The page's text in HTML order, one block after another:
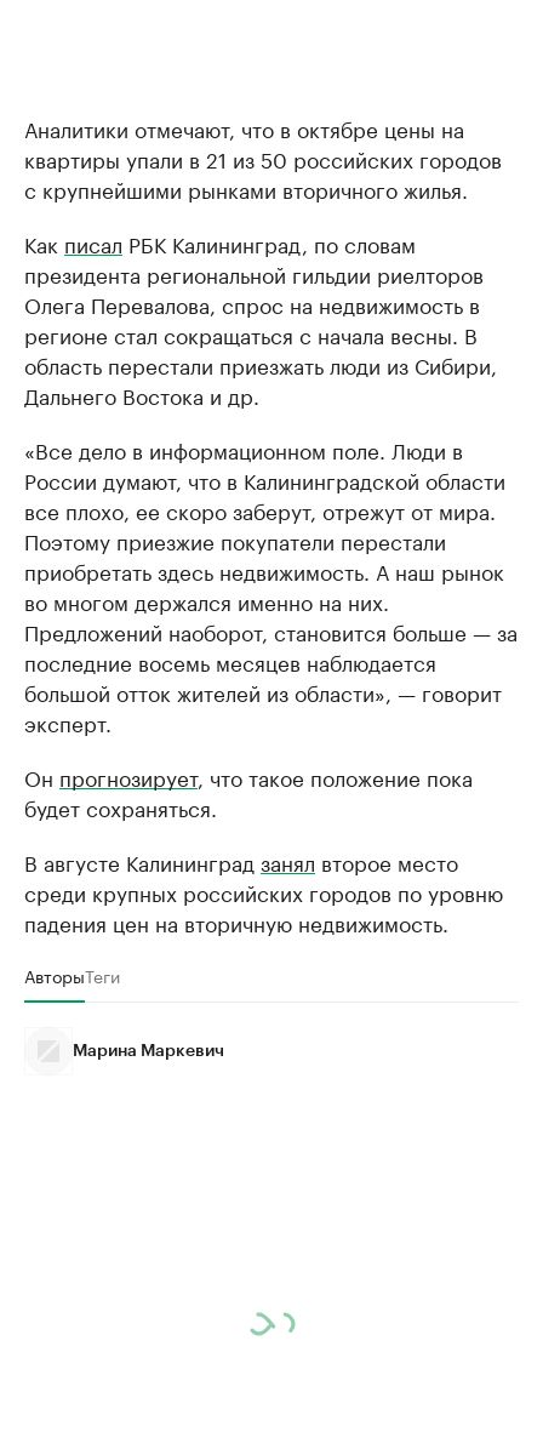
Аналитики отмечают, что в октябре цены на
квартиры упали в 21 из 50 российских городов
с крупнейшими рынками вторичного жилья.
Как писал РБК Калининград, по словам
президента региональной гильдии риелторов
Олега Перевалова, спрос на недвижимость в
регионе стал сокращаться с начала весны. В
область перестали приезжать люди из Сибири,
Дальнего Востока и др.
«Все дело в информационном поле. Люди в
России думают, что в Калининградской области
все плохо, ее скоро заберут, отрежут от мира.
Поэтому приезжие покупатели перестали
приобретать здесь недвижимость. А наш рынок
во многом держался именно на них.
Предложений наоборот, становится больше — за
последние восемь месяцев наблюдается
большой отток жителей из области», — говорит
эксперт.
Он прогнозирует, что такое положение пока
будет сохраняться.
В августе Калининград занял второе место
среди крупных российских городов по уровню
падения цен на вторичную недвижимость.
АвторыТеги
Марина Маркевич